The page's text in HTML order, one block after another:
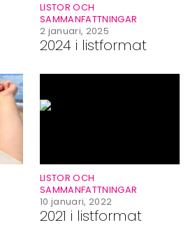
2024 i listformat
LISTOR OCH
SAMMANFATTNINGAR
2 januari, 2025
2021 i listformat
LISTOR OCH
SAMMANFATTNINGAR
10 januari, 2022